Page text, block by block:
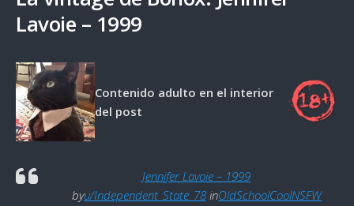
Lavoie – 1999
Contenido adulto en el interior
del post
Jennifer Lavoie – 1999
byu/Independent_State_78inOldSchoolCoolNSFW